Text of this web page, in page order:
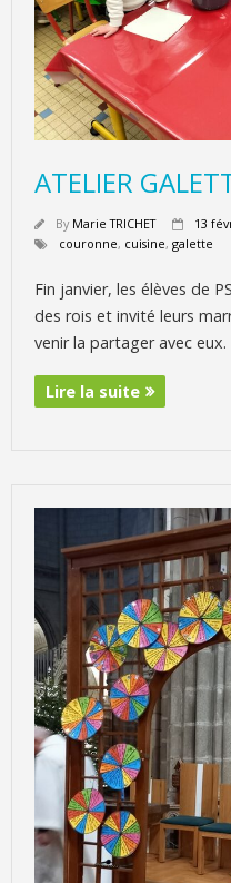
ATELIER
By Marie TRICHET 13
couronne, cuisine, galette
Fin janvier, les élèves de
des rois et invité leurs
venir la partager avec
Lire la suite